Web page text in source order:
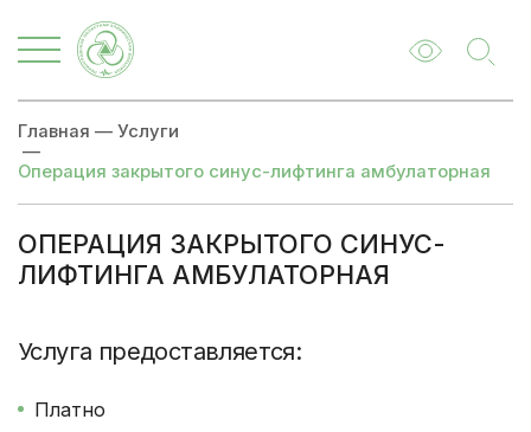
Главная — Услуги
—
Операция закрытого синус-лифтинга амбулаторная
ОПЕРАЦИЯ ЗАКРЫТОГО СИНУС-
ЛИФТИНГА АМБУЛАТОРНАЯ
Цены Записаться
Услуга предоставляется:
Платно